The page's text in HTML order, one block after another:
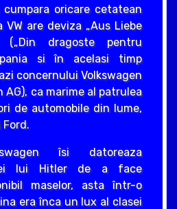
oricare cetatean
VW are deviza „Aus Liebe
(„Din dragoste pentru
si în acelasi timp
concernului Volkswagen
AG), ca marime al patrulea
de automobile din lume,
Ford.
îsi datoreaza
lui Hitler de a face
maselor, asta într-o
era înca un lux al clasei